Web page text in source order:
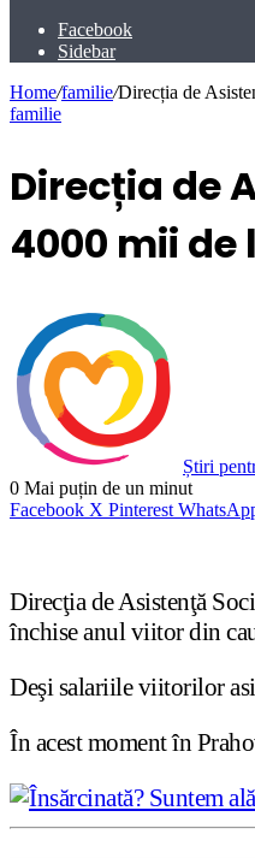
Facebook
Sidebar
Home/familie/Direcția de
familie
Direcția de
4000 mii de
Știri
0 Mai puțin de un minut
Facebook X Pinterest
Direcţia de Asistenţă
închise anul viitor din
Deşi salariile viitorilor
În acest moment în